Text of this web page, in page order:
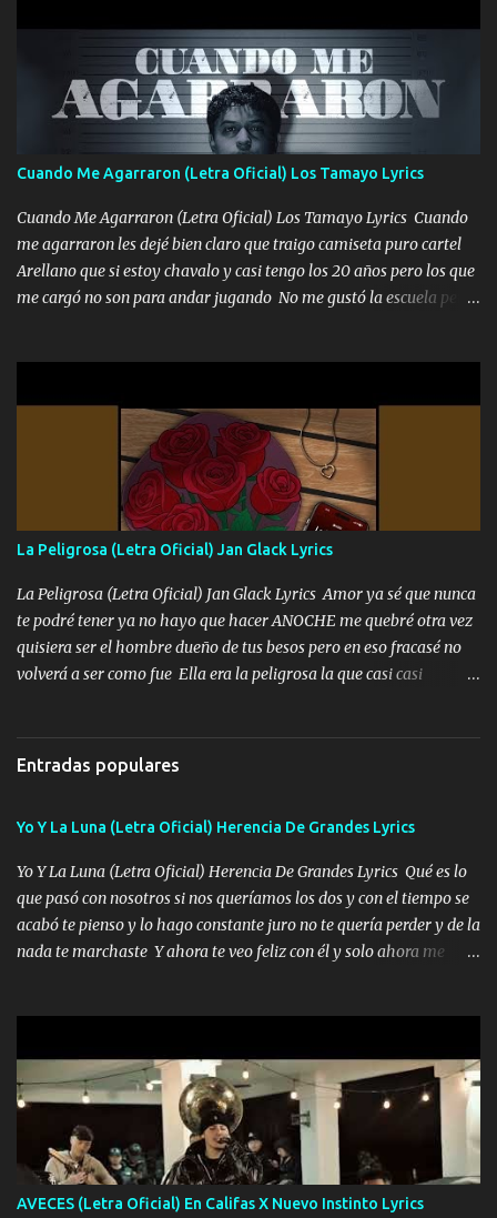
pero eso ya no va a pasar me perderé en la soledad Porque me
mirabas bonito si yo no fui el final feliz el final fue triste pa mí Y
duele no tenerte aquí sabiendo que moría por ti yo y la luna
cantamos y por ti nos embriagamos Quién sabe qué será de mí si
contigo fui muy feliz a lo mejor no lloró pero muy en el fondo te
adoro
Cuando Me Agarraron (Letra Oficial) Los Tamayo Lyrics
Cuando Me Agarraron (Letra Oficial) Los Tamayo Lyrics Cuando
me agarraron les dejé bien claro que traigo camiseta puro cartel
Arellano que si estoy chavalo y casi tengo los 20 años pero los que
me cargó no son para andar jugando No me gustó la escuela pero
Yo Soy El De Las Pacas Sobrino Del Brazo Armad0 Con mi Glock
fajado y mi R terciado me van a ver allá por TJ para un licenciado
mando un abrazo andamos al cien Choritas también Música
Ando en la colonia bien acelerado traigo un M2 que nunca me ha
fallado para mi compadre mandó un fuerte abrazo también al
Especial sabe que lo apreciamos En los mejores antros me verán
tomando con mujeres hermosas y botellas destapando siempre
bien cuidado bien atrabancado y a los que me conocen ya saben de
lo que hablo Entre lob...
La Peligrosa (Letra Oficial) Jan Glack Lyrics
La Peligrosa (Letra Oficial) Jan Glack Lyrics Amor ya sé que nunca
te podré tener ya no hayo que hacer ANOCHE me quebré otra vez
quisiera ser el hombre dueño de tus besos pero en eso fracasé no
volverá a ser como fue Ella era la peligrosa la que casi casi
años solo pienso en ti mami no me crees se que no me crees
Música Amar me duele estoy rodeado de mujeres pero solo
pasión en la troca tus labios besándome yo quitándote la ropa no
quiero que sea nunca con otra yo quiero llevarte a la Luna y si
quieres en ese momento te pido que seas mi esposa Chingada
madre no quiero dejar de tenerte no ayuda la p'uta loquera y al
chile quisiera ser menos de ti dependiente la pinche tristeza me
encierra princesa tu sabes que nunca saldras de mi mente Ella era
Entradas populares
Yo Y La Luna (Letra Oficial) Herencia De Grandes Lyrics
Yo Y La Luna (Letra Oficial) Herencia De Grandes Lyrics Qué es lo
que pasó con nosotros si nos queríamos los dos y con el tiempo se
acabó te pienso y lo hago constante juro no te quería perder y de la
nada te marchaste Y ahora te veo feliz con él y solo ahora me
pero eso ya no va a pasar me perderé en la soledad Porque me
mirabas bonito si yo no fui el final feliz el final fue triste pa mí Y
duele no tenerte aquí sabiendo que moría por ti yo y la luna
cantamos y por ti nos embriagamos Quién sabe qué será de mí si
contigo fui muy feliz a lo mejor no lloró pero muy en el fondo te
AVECES (Letra Oficial) En Califas X Nuevo Instinto Lyrics